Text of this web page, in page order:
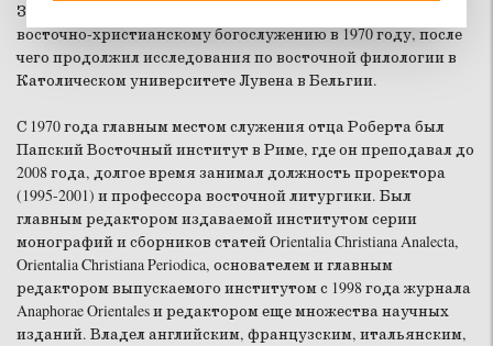
Защитил докторскую диссертацию «Великий вход» по
восточно-христианскому богослужению в 1970 году, после
чего продолжил исследования по восточной филологии в
Католическом университете Лувена в Бельгии.
С 1970 года главным местом служения отца Роберта был
Папский Восточный институт в Риме, где он преподавал до
2008 года, долгое время занимал должность проректора
(1995-2001) и профессора восточной литургики. Был
главным редактором издаваемой институтом серии
монографий и сборников статей Orientalia Christiana Analecta,
Orientalia Christiana Periodica, основателем и главным
редактором выпускаемого институтом с 1998 года журнала
Anaphorae Orientales и редактором еще множества научных
изданий. Владел английским, французским, итальянским,